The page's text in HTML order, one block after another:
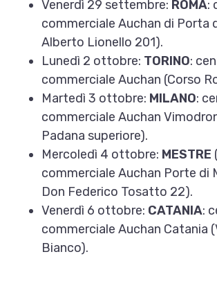
Venerdì 29 settembre: ROMA:
commerciale Auchan di Porta
Alberto Lionello 201).
Lunedì 2 ottobre: TORINO:
commerciale Auchan (Corso
Martedì 3 ottobre: MILANO:
commerciale Auchan
Padana superiore).
Mercoledì 4 ottobre: MESTRE
commerciale Auchan Porte di
Don Federico Tosatto 22).
Venerdì 6 ottobre: CATANIA:
commerciale Auchan Catania
Bianco).